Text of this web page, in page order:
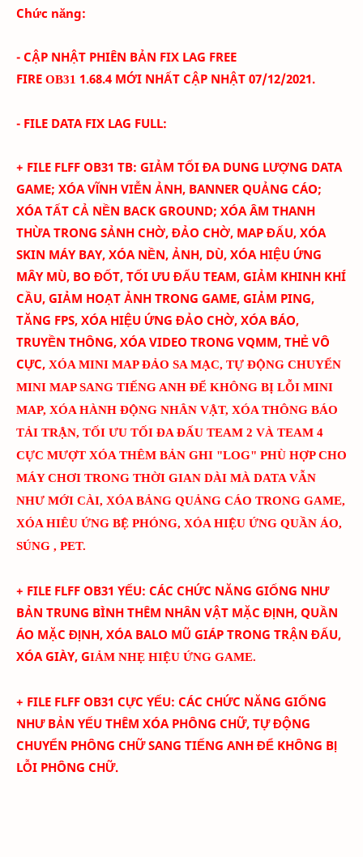
Chức năng:
- CẬP NHẬT PHIÊN BẢN FIX LAG FREE
FIRE OB31 1.68.4 MỚI NHẤT CẬP NHẬT 07/12/2021.
- FILE DATA FIX LAG FULL:
+ FILE FLFF OB31 TB: GIẢM TỐI ĐA DUNG LƯỢNG DATA
GAME; XÓA VĨNH VIỄN ẢNH, BANNER QUẢNG CÁO;
XÓA TẤT CẢ NỀN BACK GROUND; XÓA ÂM THANH
THỪA TRONG SẢNH CHỜ, ĐẢO CHỜ, MAP ĐẤU, XÓA
SKIN MÁY BAY, XÓA NỀN, ẢNH, DÙ, XÓA HIỆU ỨNG
MÂY MÙ, BO ĐỐT, TỐI ƯU ĐẤU TEAM, GIẢM KHINH KHÍ
CẦU, GIẢM HOẠT ẢNH TRONG GAME, GIẢM PING,
TĂNG FPS, XÓA HIỆU ỨNG ĐẢO CHỜ, XÓA BÁO,
TRUYỀN THÔNG, XÓA VIDEO TRONG VQMM, THẺ VÔ
CỰC, XÓA MINI MAP ĐẢO SA MẠC, TỰ ĐỘNG CHUYỂN
MINI MAP SANG TIẾNG ANH ĐỂ KHÔNG BỊ LỖI MINI
MAP, XÓA HÀNH ĐỘNG NHÂN VẬT, XÓA THÔNG BÁO
TẢI TRẬN, TỐI ƯU TỐI ĐA ĐẤU TEAM 2 VÀ TEAM 4
CỰC MƯỢT XÓA THÊM BẢN GHI "LOG" PHÙ HỢP CHO
MÁY CHƠI TRONG THỜI GIAN DÀI MÀ DATA VẪN
NHƯ MỚI CÀI, XÓA BẢNG QUẢNG CÁO TRONG GAME,
XÓA HIÊU ỨNG BỆ PHÓNG, XÓA HIỆU ỨNG QUẦN ÁO,
SÚNG , PET.
+ FILE FLFF OB31 YẾU: CÁC CHỨC NĂNG GIỐNG NHƯ
BẢN TRUNG BÌNH THÊM NHÂN VẬT MẶC ĐỊNH, QUẦN
ÁO MẶC ĐỊNH, XÓA BALO MŨ GIÁP TRONG TRẬN ĐẤU,
XÓA GIÀY, GIẢM NHẸ HIỆU ỨNG GAME.
+ FILE FLFF OB31 CỰC YẾU: CÁC CHỨC NĂNG GIỐNG
NHƯ BẢN YẾU THÊM XÓA PHÔNG CHỮ, TỰ ĐỘNG
CHUYỂN PHÔNG CHỮ SANG TIẾNG ANH ĐỂ KHÔNG BỊ
LỖI PHÔNG CHỮ.